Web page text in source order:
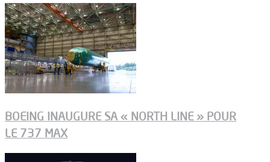
BOEING INAUGURE SA « NORTH LINE » POUR
LE 737 MAX